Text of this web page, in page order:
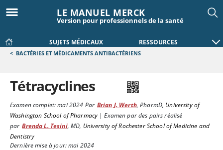
LE MANUEL MERCK
Version pour professionnels de la santé
SUJETS MÉDICAUX RESSOURCES
< BACTÉRIES ET MÉDICAMENTS ANTIBACTÉRIENS
Tétracyclines
Examen complet:mai 2024 Par Brian J. Werth,PharmD, University of
Washington School of Pharmacy |Examen par des pairs réalisé
par Brenda L. Tesini, MD, University of Rochester School of Medicine and
Dentistry
Dernière mise à jour: mai 2024